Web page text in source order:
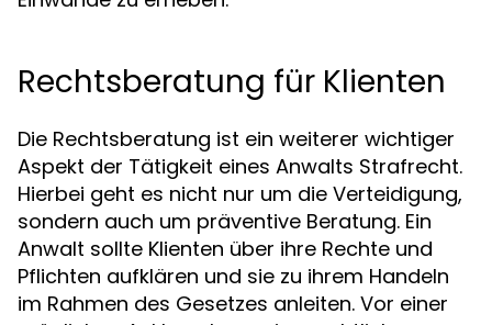
Rechtsberatung für Klienten
Die Rechtsberatung ist ein weiterer wichtiger
Aspekt der Tätigkeit eines Anwalts Strafrecht.
Hierbei geht es nicht nur um die Verteidigung,
sondern auch um präventive Beratung. Ein
Anwalt sollte Klienten über ihre Rechte und
Pflichten aufklären und sie zu ihrem Handeln
im Rahmen des Gesetzes anleiten. Vor einer